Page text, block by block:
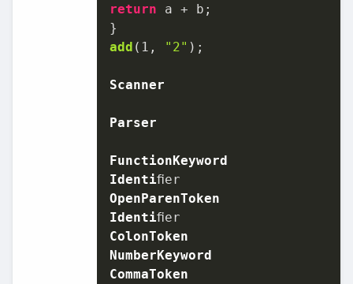
return a + b;
add ( 1 , "2" );
Scanner
Parser
FunctionKeyword
Identi
OpenParenToken
Identi
ColonToken
NumberKeyword
CommaToken